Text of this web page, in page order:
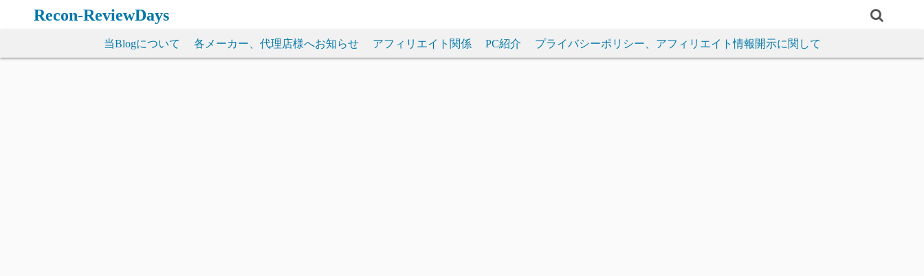
ン
Recon-ReviewDays
当Blogについて 各メーカー、代理店様へお知らせ アフィリエイト関係 PC紹介 プライバシーポリシー、アフィリエイト情報開示に関して